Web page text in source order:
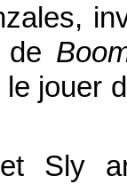
de
jouer
Sly